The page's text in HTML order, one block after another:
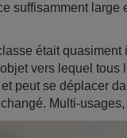
suffisamment
était quasiment
vers lequel tous
peut se déplacer
Multi-